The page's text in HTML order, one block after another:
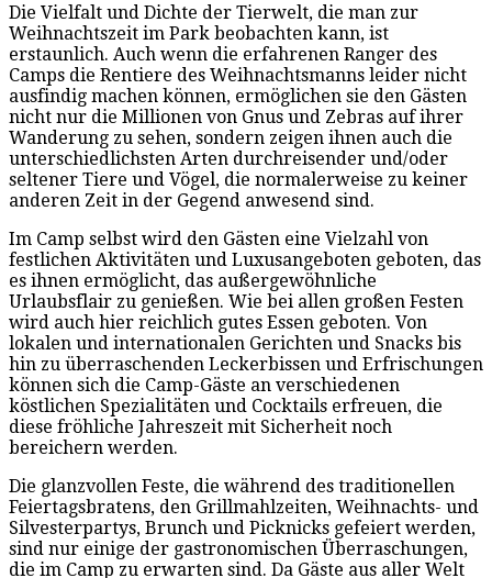
Die Vielfalt und Dichte der Tierwelt, die man zur
Weihnachtszeit im Park beobachten kann, ist
erstaunlich. Auch wenn die erfahrenen Ranger des
Camps die Rentiere des Weihnachtsmanns leider nicht
ausfindig machen können, ermöglichen sie den Gästen
nicht nur die Millionen von Gnus und Zebras auf ihrer
Wanderung zu sehen, sondern zeigen ihnen auch die
unterschiedlichsten Arten durchreisender und/oder
seltener Tiere und Vögel, die normalerweise zu keiner
anderen Zeit in der Gegend anwesend sind.
Im Camp selbst wird den Gästen eine Vielzahl von
festlichen Aktivitäten und Luxusangeboten geboten, das
es ihnen ermöglicht, das außergewöhnliche
Urlaubsflair zu genießen. Wie bei allen großen Festen
wird auch hier reichlich gutes Essen geboten. Von
lokalen und internationalen Gerichten und Snacks bis
hin zu überraschenden Leckerbissen und Erfrischungen
können sich die Camp-Gäste an verschiedenen
köstlichen Spezialitäten und Cocktails erfreuen, die
diese fröhliche Jahreszeit mit Sicherheit noch
bereichern werden.
Die glanzvollen Feste, die während des traditionellen
Feiertagsbratens, den Grillmahlzeiten, Weihnachts- und
Silvesterpartys, Brunch und Picknicks gefeiert werden,
sind nur einige der gastronomischen Überraschungen,
die im Camp zu erwarten sind. Da Gäste aus aller Welt